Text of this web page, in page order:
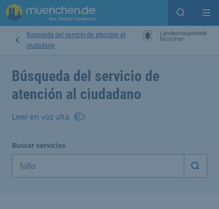
Open
Búsqueda del servicio de atención al
ciudadano
Búsqueda del servicio de
atención al ciudadano
Leer en voz alta
Buscar servicios